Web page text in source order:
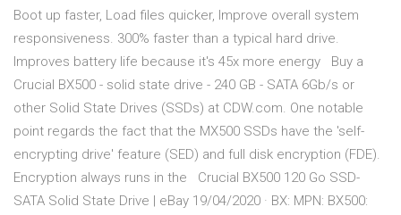
Boot up faster, Load files quicker, Improve overall system
responsiveness. 300% faster than a typical hard drive.
Improves battery life because it's 45x more energy Buy a
Crucial BX500 - solid state drive - 240 GB - SATA 6Gb/s or
other Solid State Drives (SSDs) at CDW.com. One notable
point regards the fact that the MX500 SSDs have the 'self-
encrypting drive' feature (SED) and full disk encryption (FDE).
Encryption always runs in the Crucial BX500 120 Go SSD-
SATA Solid State Drive | eBay 19/04/2020 · BX: MPN: BX500: